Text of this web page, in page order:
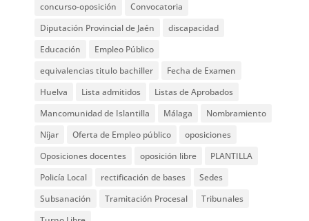
concurso-oposición
Convocatoria
Diputación Provincial de Jaén
discapacidad
Educación
Empleo Público
equivalencias titulo bachiller
Fecha de Examen
Huelva
Lista admitidos
Listas de Aprobados
Mancomunidad de Islantilla
Málaga
Nombramiento
Níjar
Oferta de Empleo público
oposiciones
Oposiciones docentes
oposición libre
PLANTILLA
Policía Local
rectificación de bases
Sedes
Subsanación
Tramitación Procesal
Tribunales